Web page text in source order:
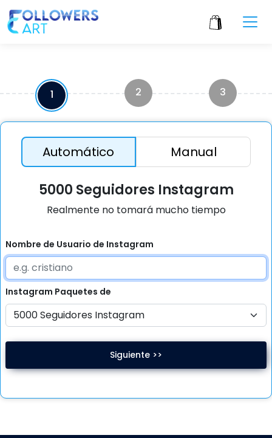
1 2 3
Automático Manual
5000 Seguidores Instagram
Realmente no tomará mucho tiempo
Nombre de Usuario de Instagram
Instagram Paquetes de
Siguiente >>